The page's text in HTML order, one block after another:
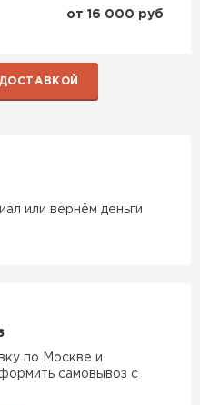
от 16 000 руб
или вернём деньги
по Москве и
самовывоз с